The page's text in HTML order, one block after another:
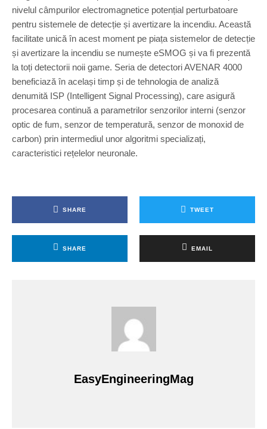
nivelul câmpurilor electromagnetice potențial perturbatoare
pentru sistemele de detecție și avertizare la incendiu. Această
facilitate unică în acest moment pe piața sistemelor de detecție
și avertizare la incendiu se numește eSMOG și va fi prezentă
la toți detectorii noii game. Seria de detectori AVENAR 4000
beneficiază în același timp și de tehnologia de analiză
denumită ISP (Intelligent Signal Processing), care asigură
procesarea continuă a parametrilor senzorilor interni (senzor
optic de fum, senzor de temperatură, senzor de monoxid de
carbon) prin intermediul unor algoritmi specializați,
caracteristici rețelelor neuronale.
SHARE TWEET
SHARE EMAIL
EasyEngineeringMag